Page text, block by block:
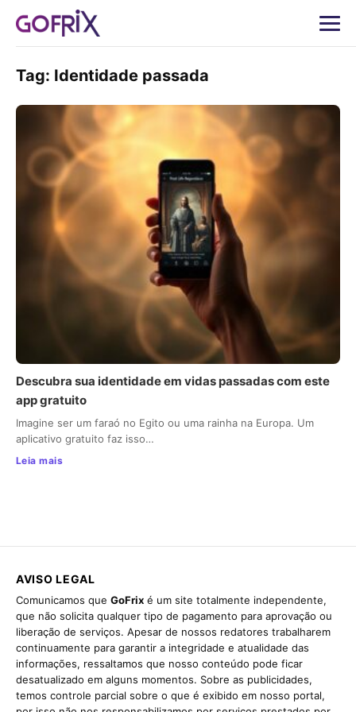
Tag: Identidade passada
Descubra sua identidade em vidas passadas com este
app gratuito
Imagine ser um faraó no Egito ou uma rainha na Europa. Um
aplicativo gratuito faz isso…
Leia mais
AVISO LEGAL
Comunicamos que GoFrix é um site totalmente independente,
que não solicita qualquer tipo de pagamento para aprovação ou
liberação de serviços. Apesar de nossos redatores trabalharem
continuamente para garantir a integridade e atualidade das
informações, ressaltamos que nosso conteúdo pode ficar
desatualizado em alguns momentos. Sobre as publicidades,
temos controle parcial sobre o que é exibido em nosso portal,